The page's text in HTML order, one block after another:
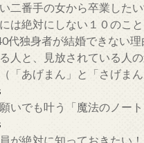
二番手の女から卒業した
は絶対にしない１０のこと
代独身者が結婚できない理
人と、見放されている人
「あげまん」と「さげまん
いでも叶う「魔法のノー
が絶対に知っておきたい